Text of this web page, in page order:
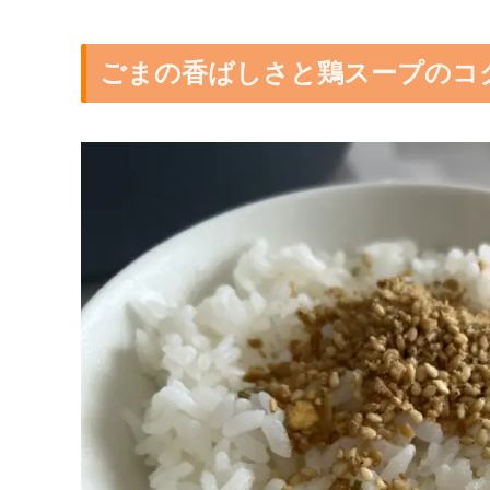
ごまの香ばしさと鶏スープのコ